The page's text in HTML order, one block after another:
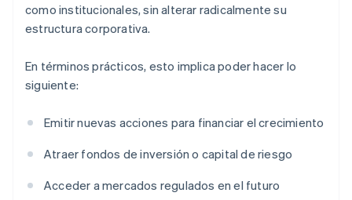
como institucionales, sin alterar radicalmente su
estructura corporativa.
En términos prácticos, esto implica poder hacer lo
siguiente:
Emitir nuevas acciones para financiar el crecimiento
Atraer fondos de inversión o capital de riesgo
Acceder a mercados regulados en el futuro